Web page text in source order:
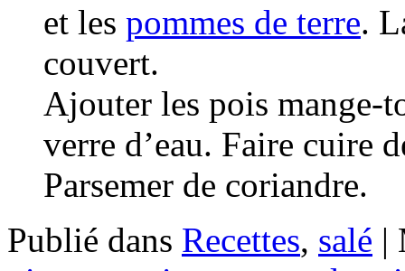
et les pommes de terre.
couvert.
Ajouter les pois mange-
verre d’eau. Faire cuire
Parsemer de coriandre.
Publié dans Recettes, salé |